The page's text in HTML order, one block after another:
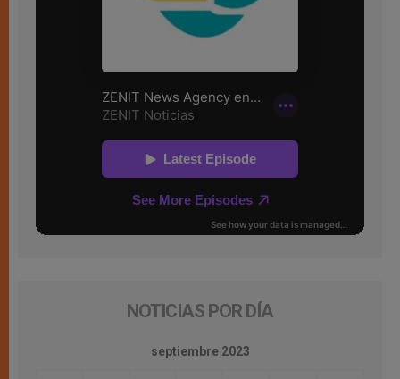
NOTICIAS POR DÍA
septiembre 2023